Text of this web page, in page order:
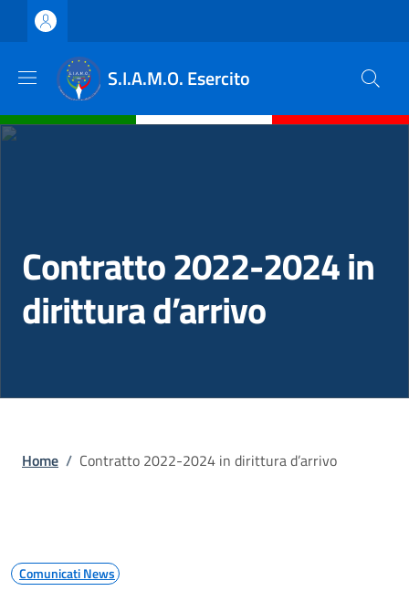
Salta al contenuto principale
Skip to footer content
S.I.A.M.O. Esercito
Contratto 2022-2024 in
dirittura d’arrivo
Briciole di pane
Home / Contratto 2022-2024 in dirittura d’arrivo
Comunicati News